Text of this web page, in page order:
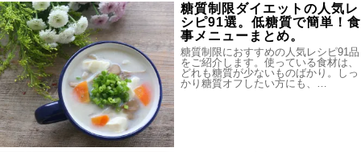
糖質制限ダイエットの人気レ
シピ91選。低糖質で簡単！食
事メニューまとめ。
糖質制限におすすめの人気レシピ91品
をご紹介します。使っている食材は、
どれも糖質が少ないものばかり。しっ
かり糖質オフしたい方にも、…